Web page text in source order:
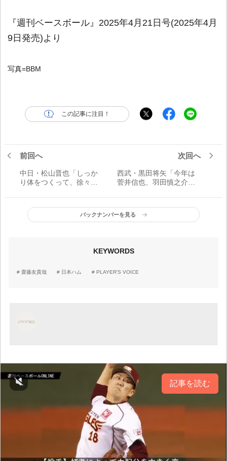
『週刊ベースボール』2025年4月21日号(2025年4月
9日発売)より
写真=BBM
この記事に注目！
前回へ
中日・松山晋也「しっか
り体をつくって、徐々に
を使ったのは食事面で
す」／ダイエット
次回へ
西武・黒田将矢「今年は
菅井信也、羽田慎之介の
歩前に出られるようにし
たいです！」／初の開幕
一軍
バックナンバーを見る
KEYWORDS
齋藤友貴哉 日本ハム PLAYER'S VOICE
記事を読む